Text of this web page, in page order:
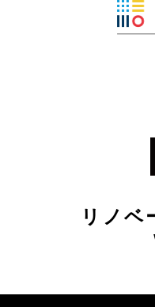
リノベ